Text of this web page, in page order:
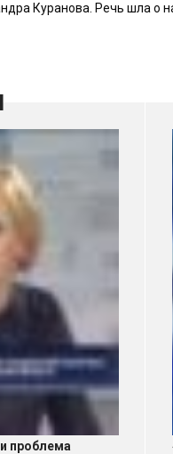
Куранова. Речь шла о
проблема